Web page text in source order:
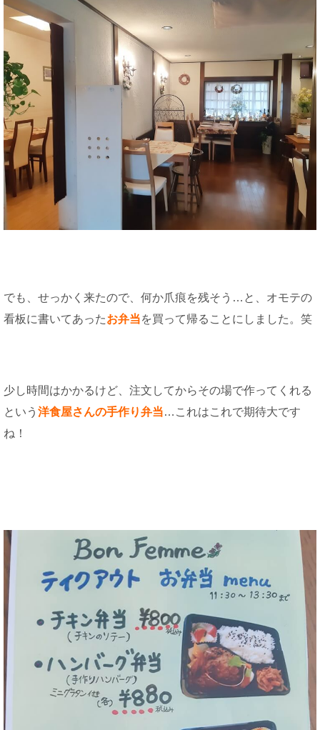
でも、せっかく来たので、何か爪痕を残そう…と、オモテの
看板に書いてあったお弁当を買って帰ることにしました。笑
少し時間はかかるけど、注文してからその場で作ってくれる
という 洋食屋さんの手作り弁当…これはこれで期待大です
ね！